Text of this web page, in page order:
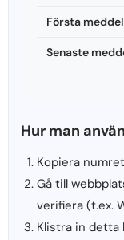
Första
Senaste
Hur man
Kopiera numret
Gå till
verifiera (t.ex.
Klistra in